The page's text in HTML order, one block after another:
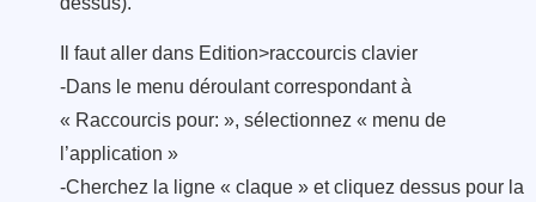
Il faut aller dans Edition>raccourcis clavier
-Dans le menu déroulant correspondant à
« Raccourcis pour: », sélectionnez « menu de
l’application »
-Cherchez la ligne « claque » et cliquez dessus pour la